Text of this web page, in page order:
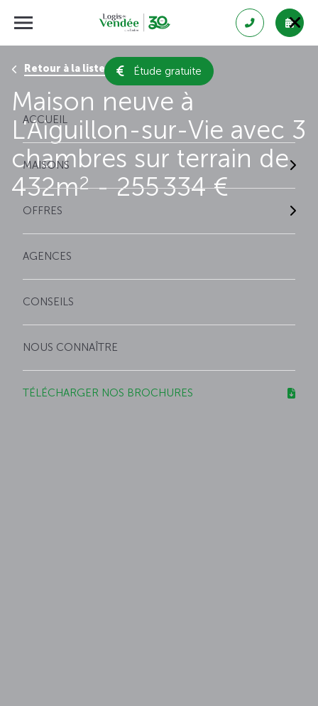
Étude gratuite
ACCUEIL
MAISONS
OFFRES
AGENCES
CONSEILS
NOUS CONNAÎTRE
TÉLÉCHARGER NOS BROCHURES
Retour à la liste des résultats
Maison neuve à
L'Aiguillon-sur-Vie avec 3
chambres sur terrain de
432m2- 255 334 €